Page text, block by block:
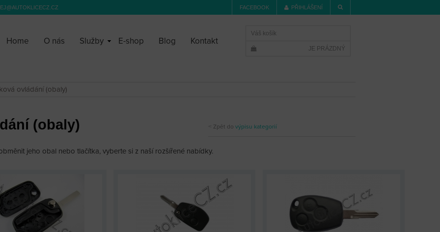
FACEBOOK PŘIHLÁŠENÍ
Home O nás Služby E-shop Blog Kontakt
Váš košík
JE PRÁZDNÝ
ovládání (obaly)
Zpět do výpisu kategorií
(obaly)
jeho obal nebo tlačítka, vyberte si z naší rozšířené nabídky.